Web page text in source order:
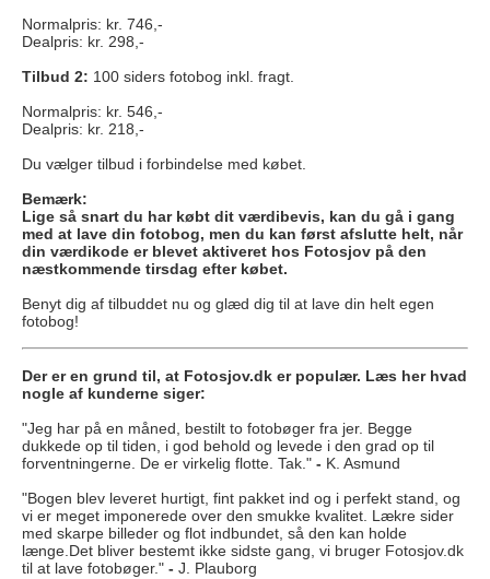
Normalpris: kr. 746,-
Dealpris: kr. 298,-
Tilbud 2: 100 siders fotobog inkl. fragt.
Normalpris: kr. 546,-
Dealpris: kr. 218,-
Du vælger tilbud i forbindelse med købet.
Bemærk:
Lige så snart du har købt dit værdibevis, kan du gå i gang
med at lave din fotobog, men du kan først afslutte helt, når
din værdikode er blevet aktiveret hos Fotosjov på den
næstkommende tirsdag efter købet.
Benyt dig af tilbuddet nu og glæd dig til at lave din helt egen
fotobog!
Der er en grund til, at Fotosjov.dk er populær. Læs her hvad
nogle af kunderne siger:
"Jeg har på en måned, bestilt to fotobøger fra jer. Begge
dukkede op til tiden, i god behold og levede i den grad op til
forventningerne. De er virkelig flotte. Tak." - K. Asmund
"Bogen blev leveret hurtigt, fint pakket ind og i perfekt stand, og
vi er meget imponerede over den smukke kvalitet. Lækre sider
med skarpe billeder og flot indbundet, så den kan holde
længe.Det bliver bestemt ikke sidste gang, vi bruger Fotosjov.dk
til at lave fotobøger." - J. Plauborg